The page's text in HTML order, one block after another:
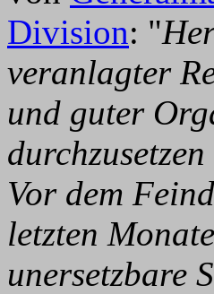
Division: "
veranlagter
und guter
Vor dem
letzten
unersetzbare